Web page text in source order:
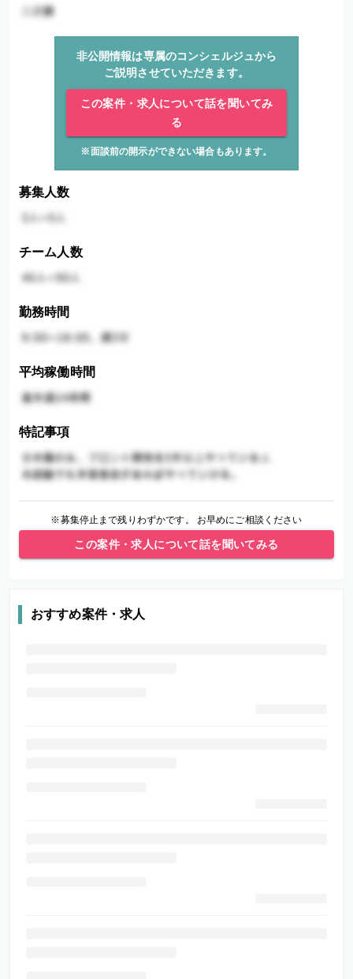
非公開情報は専属のコンシェルジュから
ご説明させていただきます。
この案件・求人について話を聞いてみ
る
※面談前の開示ができない場合もあります。
募集人数
チーム人数
勤務時間
平均稼働時間
特記事項
※募集停止まで残りわずかです。 お早めにご相談ください
この案件・求人について話を聞いてみる
おすすめ案件・求人